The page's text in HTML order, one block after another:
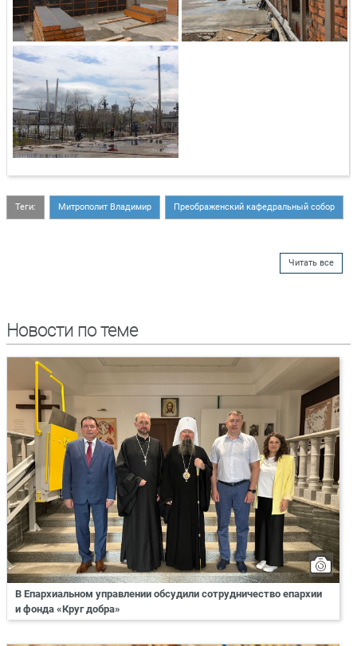
Теги: Митрополит Владимир Преображенский кафедральный собор
Читать все
Новости по теме
В Епархиальном управлении обсудили сотрудничество епархии
и фонда «Круг добра»